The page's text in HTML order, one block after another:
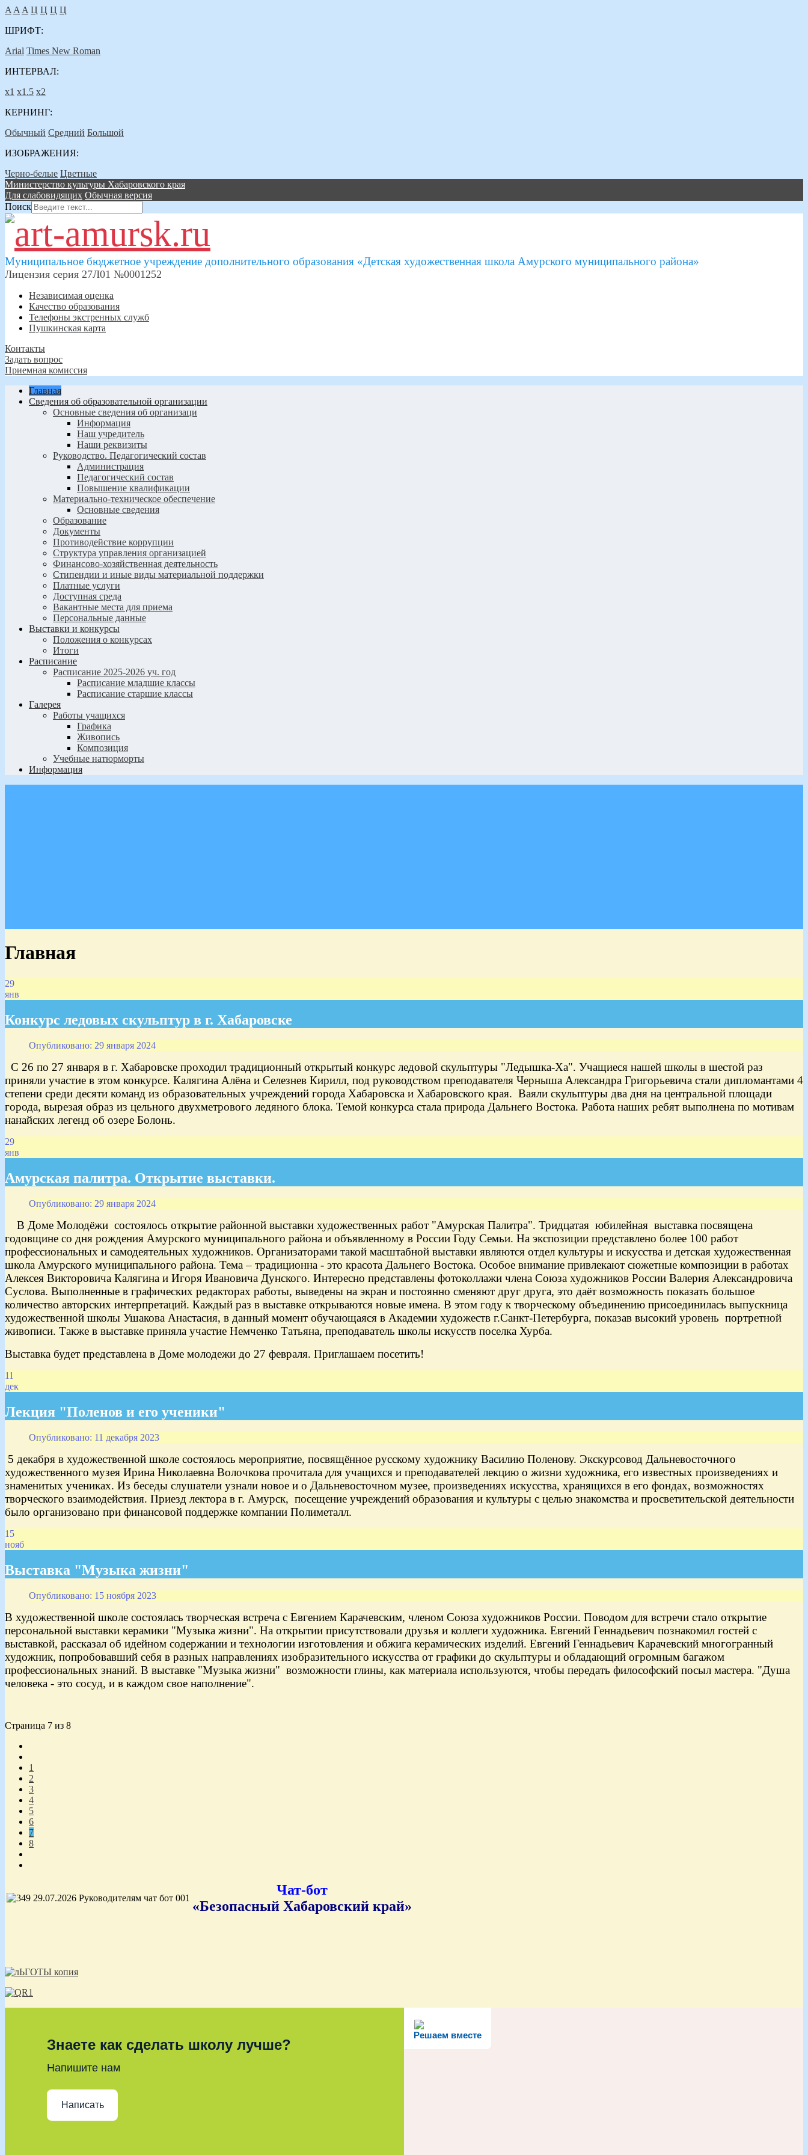
A A A Ц Ц Ц Ц
ШРИФТ:
Arial Times New Roman
ИНТЕРВАЛ:
х1 х1.5 х2
КЕРНИНГ:
Обычный Средний Большой
ИЗОБРАЖЕНИЯ:
Черно-белые Цветные
Министерство культуры Хабаровского края
Для слабовидящих Обычная версия
Поиск
Муниципальное бюджетное учреждение дополнительного образования «Детская художественная школа Амурского муниципального района»
Лицензия серия 27Л01 №0001252
Независимая оценка
Качество образования
Телефоны экстренных служб
Пушкинская карта
Контакты
Задать вопрос
Приемная комиссия
Главная
Сведения об образовательной организации
Основные сведения об организаци
Информация
Наш учредитель
Наши реквизиты
Руководство. Педагогический состав
Администрация
Педагогический состав
Повышение квалификации
Материально-техническое обеспечение
Основные сведения
Образование
Документы
Противодействие коррупции
Структура управления организацией
Финансово-хозяйственная деятельность
Стипендии и иные виды материальной поддержки
Платные услуги
Доступная среда
Вакантные места для приема
Персональные данные
Выставки и конкурсы
Положения о конкурсах
Итоги
Расписание
Расписание 2025-2026 уч. год
Расписание младшие классы
Расписание старшие классы
Галерея
Работы учащихся
Графика
Живопись
Композиция
Учебные натюрморты
Информация
Главная
29
янв
Конкурс ледовых скульптур в г. Хабаровске
Опубликовано: 29 января 2024
С 26 по 27 января в г. Хабаровске проходил традиционный открытый конкурс ледовой скульптуры "Ледышка-Ха". Учащиеся нашей школы в шестой раз
приняли участие в этом конкурсе. Калягина Алёна и Селезнев Кирилл, под руководством преподавателя Черныша Александра Григорьевича стали дипломантами 4
степени среди десяти команд из образовательных учреждений города Хабаровска и Хабаровского края. Ваяли скульптуры два дня на центральной площади
города, вырезая образ из цельного двухметрового ледяного блока. Темой конкурса стала природа Дальнего Востока. Работа наших ребят выполнена по мотивам
нанайских легенд об озере Болонь.
29
янв
Амурская палитра. Открытие выставки.
Опубликовано: 29 января 2024
В Доме Молодёжи состоялось открытие районной выставки художественных работ "Амурская Палитра". Тридцатая юбилейная выставка посвящена
годовщине со дня рождения Амурского муниципального района и объявленному в России Году Семьи. На экспозиции представлено более 100 работ
профессиональных и самодеятельных художников. Организаторами такой масштабной выставки являются отдел культуры и искусства и детская художественная
школа Амурского муниципального района. Тема – традиционна - это красота Дальнего Востока. Особое внимание привлекают сюжетные композиции в работах
Алексея Викторовича Калягина и Игоря Ивановича Дунского. Интересно представлены фотоколлажи члена Союза художников России Валерия Александровича
Суслова. Выполненные в графических редакторах работы, выведены на экран и постоянно сменяют друг друга, это даёт возможность показать большое
количество авторских интерпретаций. Каждый раз в выставке открываются новые имена. В этом году к творческому объединению присоединилась выпускница
художественной школы Ушакова Анастасия, в данный момент обучающаяся в Академии художеств г.Санкт-Петербурга, показав высокий уровень портретной
живописи. Также в выставке приняла участие Немченко Татьяна, преподаватель школы искусств поселка Хурба.
Выставка будет представлена в Доме молодежи до 27 февраля. Приглашаем посетить!
11
дек
Лекция "Поленов и его ученики"
Опубликовано: 11 декабря 2023
5 декабря в художественной школе состоялось мероприятие, посвящённое русскому художнику Василию Поленову. Экскурсовод Дальневосточного
художественного музея Ирина Николаевна Волочкова прочитала для учащихся и преподавателей лекцию о жизни художника, его известных произведениях и
знаменитых учениках. Из беседы слушатели узнали новое и о Дальневосточном музее, произведениях искусства, хранящихся в его фондах, возможностях
творческого взаимодействия. Приезд лектора в г. Амурск, посещение учреждений образования и культуры с целью знакомства и просветительской деятельности
было организовано при финансовой поддержке компании Полиметалл.
15
нояб
Выставка "Музыка жизни"
Опубликовано: 15 ноября 2023
В художественной школе состоялась творческая встреча с Евгением Карачевским, членом Союза художников России. Поводом для встречи стало открытие
персональной выставки керамики "Музыка жизни". На открытии присутствовали друзья и коллеги художника. Евгений Геннадьевич познакомил гостей с
выставкой, рассказал об идейном содержании и технологии изготовления и обжига керамических изделий. Евгений Геннадьевич Карачевский многогранный
художник, попробовавший себя в разных направлениях изобразительного искусства от графики до скульптуры и обладающий огромным багажом
профессиональных знаний. В выставке "Музыка жизни" возможности глины, как материала используются, чтобы передать философский посыл мастера. "Душа
человека - это сосуд, и в каждом свое наполнение".
Страница 7 из 8
1
2
3
4
5
6
7
8
Чат-бот
«Безопасный Хабаровский край»
Решаем вместе
Знаете как сделать школу лучше?
Напишите нам
Написать